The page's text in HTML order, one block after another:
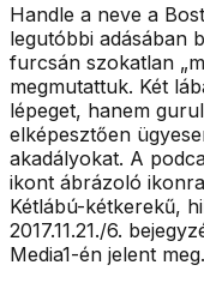
Handle a neve a
legutóbbi adásában
furcsán szokatlan
megmutattuk. Két
lépeget, hanem
elképesztően
akadályokat. A
ikont ábrázoló
Kétlábú-kétkerekű,
2017.11.21./6.
Media1-én jelent meg.